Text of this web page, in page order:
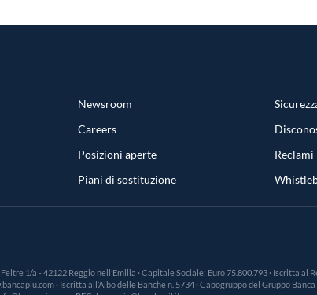
Newsroom
Careers
Posizioni aperte
Piani di sostituzione
Reclami
1/a - 42122 Reggio nell’Emilia · Capitale Sociale: Euro 75.800.793 · Iscritta al
· Iscritta all’Albo delle Banche n. 5734 · Capogruppo del Gruppo